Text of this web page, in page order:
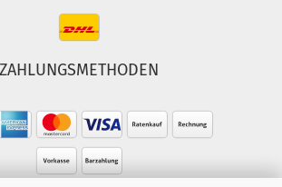
ZAHLUNGSMETHODEN